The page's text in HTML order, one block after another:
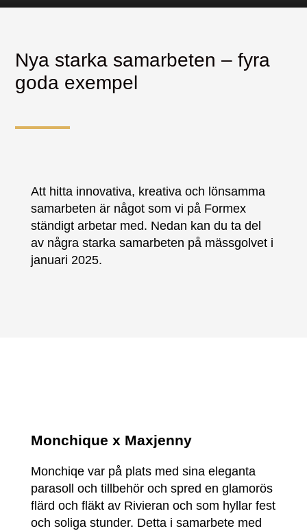
Nya starka samarbeten – fyra
goda exempel
Att hitta innovativa, kreativa och lönsamma
samarbeten är något som vi på Formex
ständigt arbetar med. Nedan kan du ta del
av några starka samarbeten på mässgolvet i
januari 2025.
Monchique x Maxjenny
Monchiqe var på plats med sina eleganta
parasoll och tillbehör och spred en glamorös
flärd och fläkt av Rivieran och som hyllar fest
och soliga stunder. Detta i samarbete med